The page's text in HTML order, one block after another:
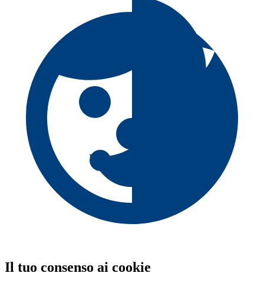
Il tuo consenso ai cookie